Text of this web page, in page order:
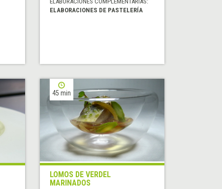
ELABORACIONES DE PASTELERÍA
45 min
LOMOS DE VERDEL
MARINADOS